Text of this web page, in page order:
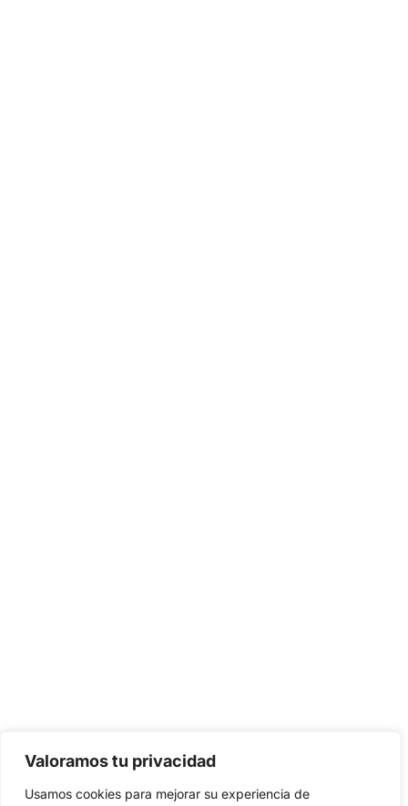
Valoramos tu privacidad
Usamos cookies para mejorar su experiencia de